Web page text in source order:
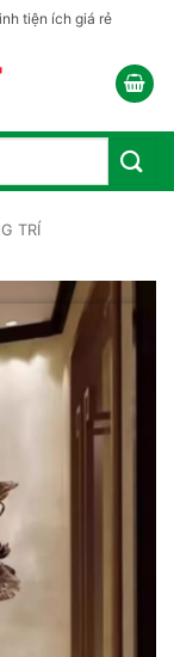
tiện ích giá rẻ
TRÍ